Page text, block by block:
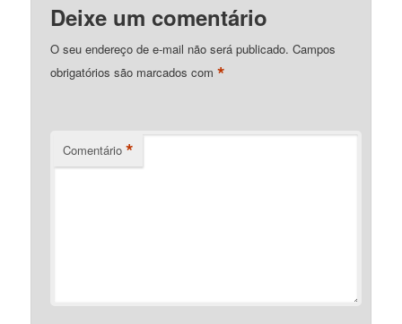
Deixe um comentário
O seu endereço de e-mail não será publicado. Campos
obrigatórios são marcados com*
Comentário *